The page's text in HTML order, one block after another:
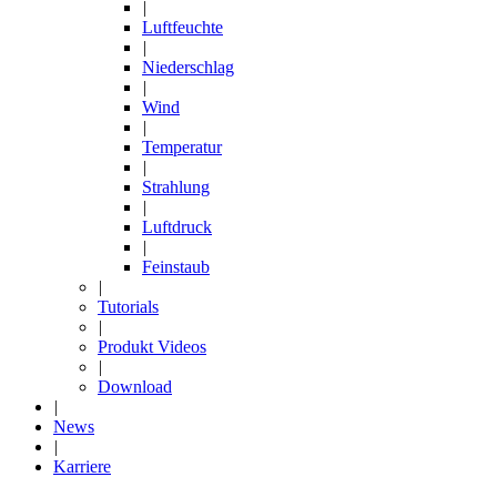
|
Luftfeuchte
|
Niederschlag
|
Wind
|
Temperatur
|
Strahlung
|
Luftdruck
|
Feinstaub
|
Tutorials
|
Produkt Videos
|
Download
|
News
|
Karriere